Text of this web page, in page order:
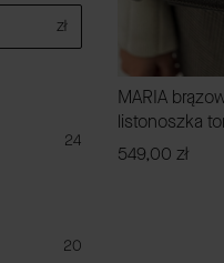
zł
24
20
MARIA
listonoszka
Cena
549,00 zł